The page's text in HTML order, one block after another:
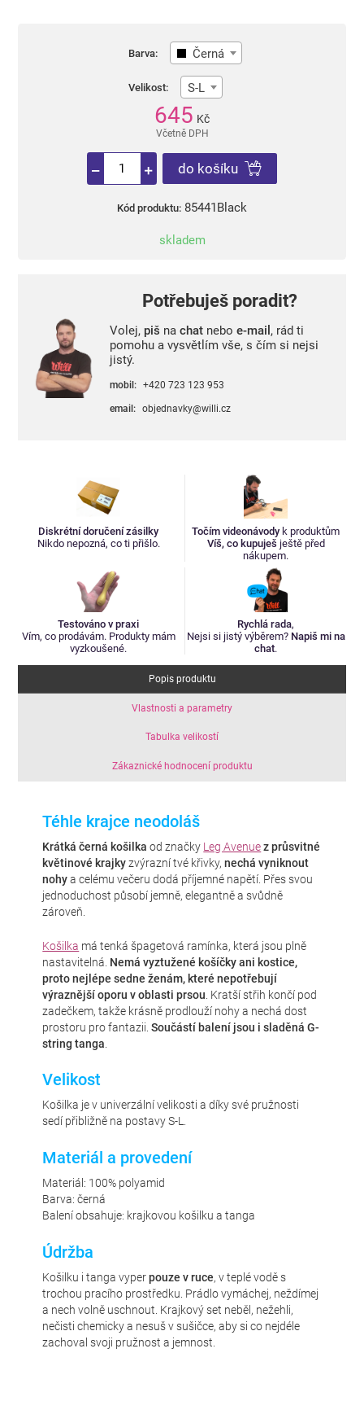
Barva: Černá
Velikost: S-L
645 Kč
Včetně DPH
do košíku
Kód produktu: 85441Black
skladem
Potřebuješ poradit?
Volej, piš na chatnebo e-mail , rád ti
pomohu a vysvětlím vše, s čím si nejsi
jistý.
mobil: +420 723 123 953
email: objednavky@willi.cz
Diskrétní doručení zásilky
Nikdo nepozná, co ti přišlo.
Točím videonávody k produktům
Víš, co kupuješ ještě před
nákupem.
Testováno v praxi
Vím, co prodávám. Produkty mám
vyzkoušené.
Rychlá rada,
Nejsi si jistý výběrem? Napiš mi na
chat.
Popis produktu
Vlastnosti a parametry
Tabulka velikostí
Zákaznické hodnocení produktu
Téhle krajce neodoláš
Krátká černá košilka od značky Leg Avenuez průsvitné
květinové krajkyzvýrazní tvé křivky,nechá vyniknout
nohya celému večeru dodá příjemné napětí. Přes svou
jednoduchost působí jemně, elegantně a svůdně
zároveň.
Košilka má tenká špagetová ramínka, která jsou plně
nastavitelná. Nemá vyztužené košíčky ani kostice,
proto nejlépe sedne ženám, které nepotřebují
výraznější oporu v oblasti prsou. Kratší střih končí pod
zadečkem, takže krásně prodlouží nohy a nechá dost
prostoru pro fantazii.Součástí balení jsou i sladěná G-
string tanga.
Velikost
Košilka je v univerzální velikosti a díky své pružnosti
sedí přibližně na postavy S-L.
Materiál a provedení
Materiál: 100% polyamid
Barva: černá
Balení obsahuje: krajkovou košilku a tanga
Údržba
Košilku i tanga vyperpouze v ruce, v teplé vodě s
trochou pracího prostředku. Prádlo vymáchej, neždímej
a nech volně uschnout. Krajkový set neběl, nežehli,
nečisti chemicky a nesuš v sušičce, aby si co nejdéle
zachoval svoji pružnost a jemnost.